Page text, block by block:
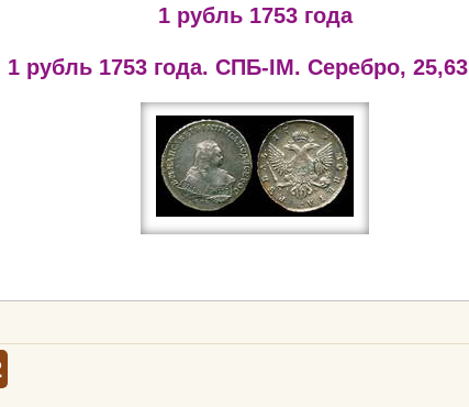
1 рубль 1753 года
1 рубль 1753 года. СПБ-IM. Серебро, 25,63